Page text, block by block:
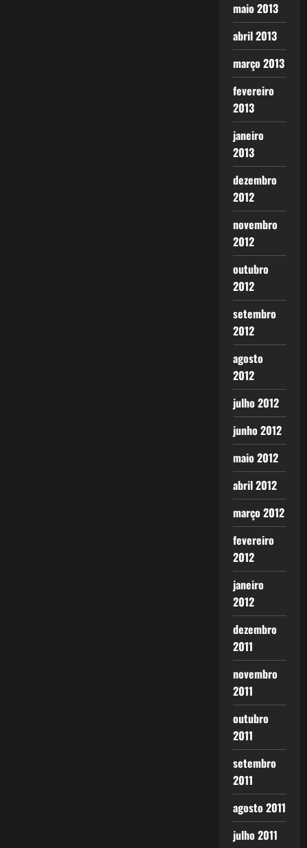
maio 2013
abril 2013
março 2013
fevereiro
2013
janeiro
2013
dezembro
2012
novembro
2012
outubro
2012
setembro
2012
agosto
2012
julho 2012
junho 2012
maio 2012
abril 2012
março 2012
fevereiro
2012
janeiro
2012
dezembro
2011
novembro
2011
outubro
2011
setembro
2011
agosto 2011
julho 2011